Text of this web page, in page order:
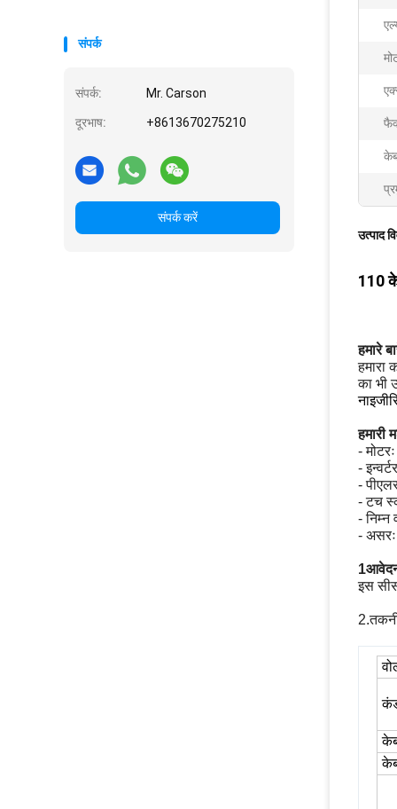
संपर्क
संपर्क: Mr. Carson
दूरभाष: +8613670275210
संपर्क करें
उत्पाद
110
हमारे
हमारा
का भी
हमारी
-
-
-
- टच
- निम्न
-
इस
2.